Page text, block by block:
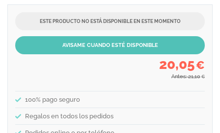
ESTE PRODUCTO NO ESTÁ DISPONIBLE EN ESTE MOMENTO
AVISAME CUANDO ESTÉ DISPONIBLE
20,05€
Antes: 21,10 €
100% pago seguro
Regalos en todos los pedidos